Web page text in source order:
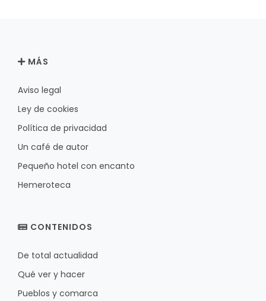
MÁS
Aviso legal
Ley de cookies
Política de privacidad
Un café de autor
Pequeño hotel con encanto
Hemeroteca
CONTENIDOS
De total actualidad
Qué ver y hacer
Pueblos y comarca